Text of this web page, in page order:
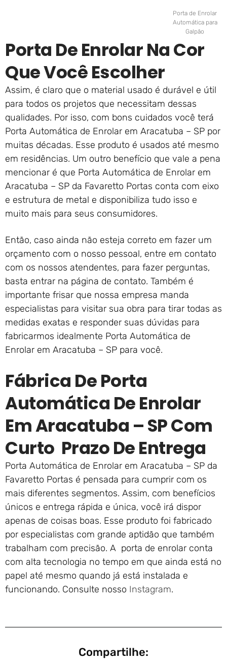
Porta de Enrolar
Automática para
Galpão
Porta De Enrolar Na Cor
Que Você Escolher
Assim, é claro que o material usado é durável e útil
para todos os projetos que necessitam dessas
qualidades. Por isso, com bons cuidados você terá
Porta Automática de Enrolar em Aracatuba – SP por
muitas décadas. Esse produto é usados até mesmo
em residências. Um outro benefício que vale a pena
mencionar é que Porta Automática de Enrolar em
Aracatuba – SP da Favaretto Portas conta com eixo
e estrutura de metal e disponibiliza tudo isso e
muito mais para seus consumidores.
Então, caso ainda não esteja correto em fazer um
orçamento com o nosso pessoal, entre em contato
com os nossos atendentes, para fazer perguntas,
basta entrar na página de contato. Também é
importante frisar que nossa empresa manda
especialistas para visitar sua obra para tirar todas as
medidas exatas e responder suas dúvidas para
fabricarmos idealmente Porta Automática de
Enrolar em Aracatuba – SP para você.
Fábrica De Porta
Automática De Enrolar
Em Aracatuba – SP Com
Curto Prazo De Entrega
Porta Automática de Enrolar em Aracatuba – SP da
Favaretto Portas é pensada para cumprir com os
mais diferentes segmentos. Assim, com benefícios
únicos e entrega rápida e única, você irá dispor
apenas de coisas boas. Esse produto foi fabricado
por especialistas com grande aptidão que também
trabalham com precisão. A porta de enrolar conta
com alta tecnologia no tempo em que ainda está no
papel até mesmo quando já está instalada e
funcionando. Consulte nosso Instagram.
Compartilhe: